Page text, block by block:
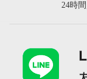
24時